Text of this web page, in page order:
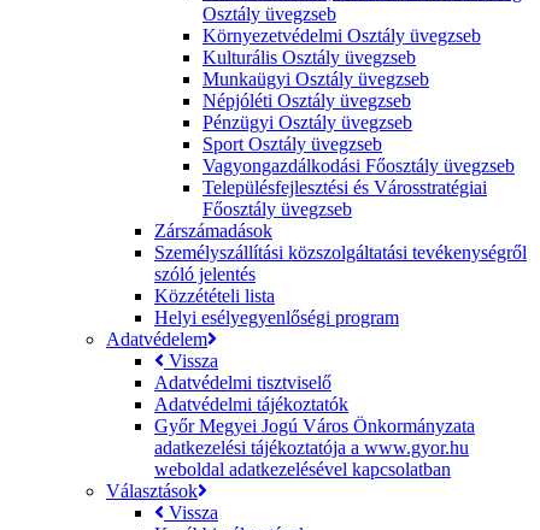
Osztály üvegzseb
Környezetvédelmi Osztály üvegzseb
Kulturális Osztály üvegzseb
Munkaügyi Osztály üvegzseb
Népjóléti Osztály üvegzseb
Pénzügyi Osztály üvegzseb
Sport Osztály üvegzseb
Vagyongazdálkodási Főosztály üvegzseb
Településfejlesztési és Városstratégiai
Főosztály üvegzseb
Zárszámadások
Személyszállítási közszolgáltatási tevékenységről
szóló jelentés
Közzétételi lista
Helyi esélyegyenlőségi program
Adatvédelem
Vissza
Adatvédelmi tisztviselő
Adatvédelmi tájékoztatók
Győr Megyei Jogú Város Önkormányzata
adatkezelési tájékoztatója a www.gyor.hu
weboldal adatkezelésével kapcsolatban
Választások
Vissza